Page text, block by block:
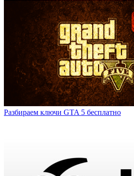
Разбираем ключи GTA 5 бесплатно